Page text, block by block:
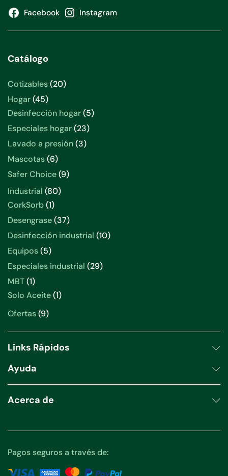
Facebook Instagram
Catálogo
Cotizables 2020
Hogar 4545
productos
Desinfección hogar 55
Especiales hogar 2323
productos
Lavado a presión 33
Mascotas 66
productos
Safer Choice 99
Industrial 8080
CorkSorb 11
producto
Desengrase 3737
productos
Desinfección industrial 1010
Equipos 55
productos
Especiales industrial 2929
MBT 11
producto
Solo Aceite 11
Ofertas 99
Links Rápidos
Ayuda
Acerca de
Pagos seguros a través de: